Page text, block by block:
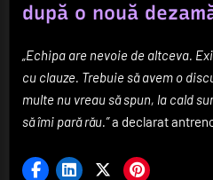
după o nouă
„Echipa are nevoie de altceva.
cu clauze. Trebuie să avem o
multe nu vreau să spun, la cald
să îmi pară rău.”a declarat